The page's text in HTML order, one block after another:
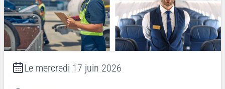
Le mercredi 17 juin 2026